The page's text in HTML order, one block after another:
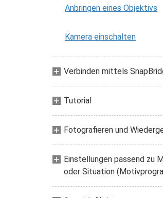
Anbringen eines Objektivs
Kamera einschalten
Verbinden mittels
Tutorial
Fotografieren und
Einstellungen passend zu
oder Situation